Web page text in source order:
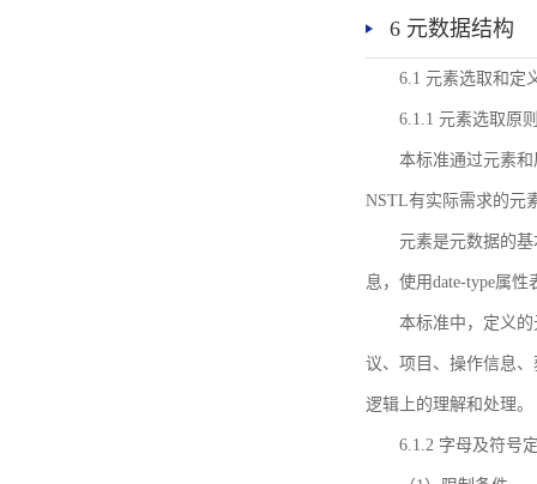
6 元数据结构
6.1 元素选取和定
6.1.1 元素选取原
本标准通过元素
NSTL有实际需求的元
元素是元数据的
息，使用date-type属
本标准中，定义
议、项目、操作信息
逻辑上的理解和处理。
6.1.2 字母及符号